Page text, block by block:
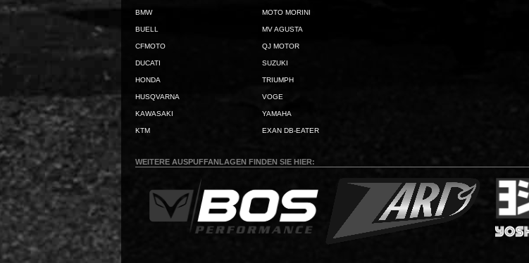
BMW
BUELL
CFMOTO
DUCATI
HONDA
HUSQVARNA
KAWASAKI
KTM
MOTO MORINI
MV AGUSTA
QJ MOTOR
SUZUKI
TRIUMPH
VOGE
YAMAHA
EXAN DB-EATER
WEITERE AUSPUFFANLAGEN FINDEN SIE HIER: